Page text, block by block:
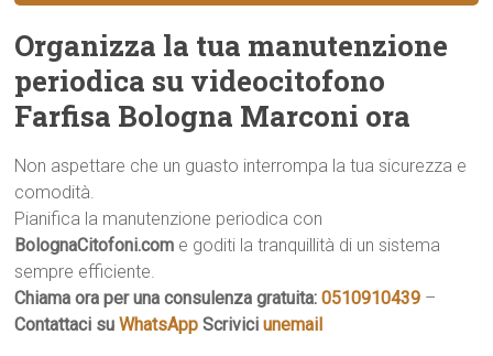
Organizza la tua manutenzione
periodica su videocitofono
Farfisa Bologna Marconi ora
Non aspettare che un guasto interrompa la tua sicurezza e
comodità.
Pianifica la manutenzione periodica con
BolognaCitofoni.com e goditi la tranquillità di un sistema
sempre efficiente.
Chiama ora per una consulenza gratuita:0510910439 –
Contattaci suWhatsApp Scriviciunemail